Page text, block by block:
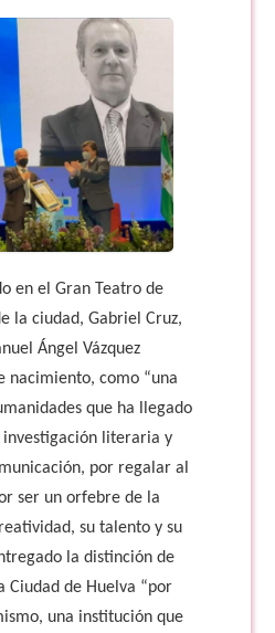
en el Gran Teatro de
la ciudad, Gabriel Cruz,
Ángel Vázquez
nacimiento, como “una
que ha llegado
investigación literaria y
por regalar al
ser un orfebre de la
su talento y su
la distinción de
Ciudad de Huelva “por
una institución que